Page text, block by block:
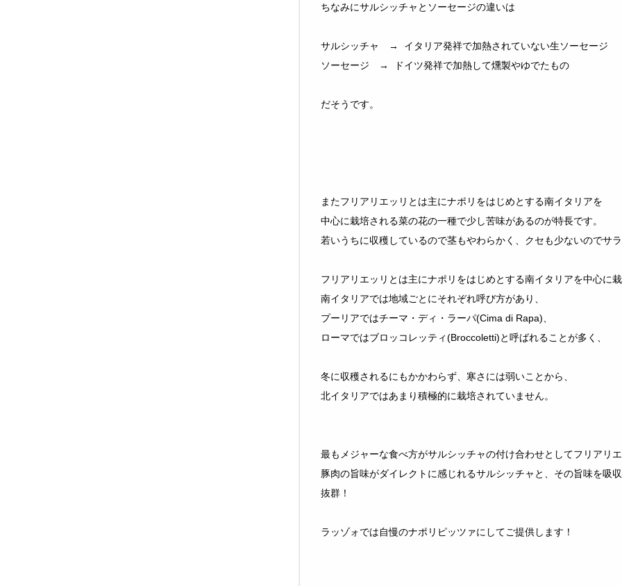
ちなみにサルシッチャとソーセージの違いは
サルシッチャ → イタリア発祥で加熱されていない生ソーセージ
ソーセージ →
ドイツ発祥 で加熱して燻製やゆでたもの
だそうです。
またフリアリエッリとは主にナポリをはじめとする南イタリアを
中心に栽培される菜の花の一種で少し苦味があるのが特長です。
若いうちに収穫しているので茎もやわらかく、クセも少ないのでサ
フリアリエッリとは主にナポリをはじめとする南イタリアを中心に
南イタリアでは地域ごとにそれぞれ呼び方があり、
プーリアではチーマ・ディ・ラーパ(Cima di Rapa)、
ローマではブロッコレッティ(Broccoletti)と呼ばれることが多く、
冬に収穫されるにもかかわらず、寒さには弱いことから、
北イタリアではあまり積極的に栽培されていません。
最もメジャーな食べ方がサルシッチャの付け合わせとしてフリアリ
豚肉の旨味がダイレクトに感じれるサルシッチャと、その旨味を吸
抜群！
ラッゾォでは自慢のナポリピッツァにしてご提供します！